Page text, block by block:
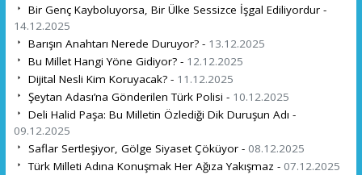
Bir Genç Kayboluyorsa, Bir Ülke Sessizce İşgal Ediliyordur -
14.12.2025
Barışın Anahtarı Nerede Duruyor? - 13.12.2025
Bu Millet Hangi Yöne Gidiyor? - 12.12.2025
Dijital Nesli Kim Koruyacak? - 11.12.2025
Şeytan Adası’na Gönderilen Türk Polisi - 10.12.2025
Deli Halid Paşa: Bu Milletin Özlediği Dik Duruşun Adı -
09.12.2025
Saflar Sertleşiyor, Gölge Siyaset Çöküyor - 08.12.2025
Türk Milleti Adına Konuşmak Her Ağıza Yakışmaz - 07.12.2025